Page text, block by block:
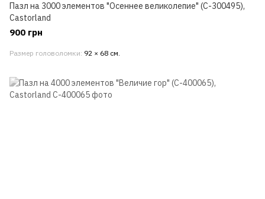
Пазл на 3000 элементов "Осеннее великолепие" (C-300495),
Castorland
900 грн
Размер головоломки 92 × 68 см.